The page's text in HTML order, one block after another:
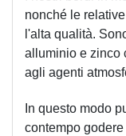
nonché le
l'alta qualità.
alluminio e zinco
agli agenti
In questo modo
contempo